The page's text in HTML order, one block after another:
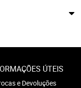
ÚTEIS
e Devoluções